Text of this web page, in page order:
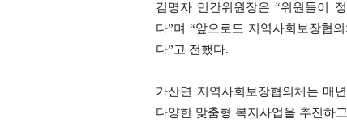
김명자 민간위원장은 “위원들이
다”며 “앞으로도 지역사회보장협
다”고 전했다.
가산면 지역사회보장협의체는 매
다양한 맞춤형 복지사업을 추진하